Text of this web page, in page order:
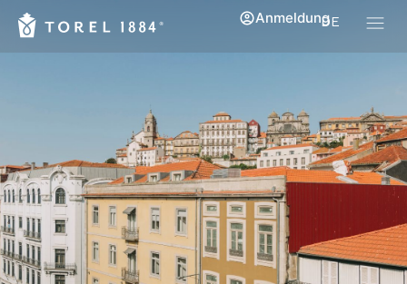
DE
Anmeldung